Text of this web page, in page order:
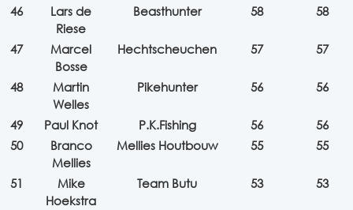
46
Lars de
Riese
Beasthunter 58 58
47
Marcel
Bosse
Hechtscheuchen 57 57
48
Martin
Welles
Pikehunter 56 56
49 Paul Knot P.K.Fishing 56
56
50
Branco
Mellies
Mellies Houtbouw 55 55
51
Mike
Hoekstra
Team Butu 53 53